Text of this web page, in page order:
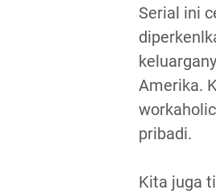
Serial ini
Amerika.
pribadi.
Kita juga